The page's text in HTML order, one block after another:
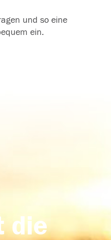
und so eine
ein.
die